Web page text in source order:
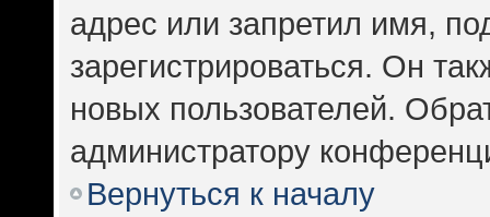
адрес или запретил имя,
зарегистрироваться. Он
новых пользователей.
администратору
Вернуться к началу